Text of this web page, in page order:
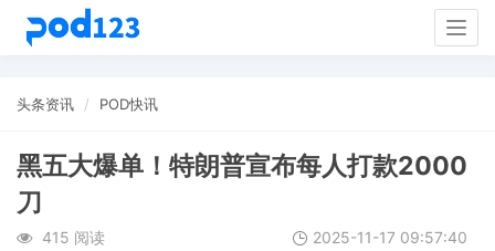
头条资讯 POD快讯
黑五大爆单！特朗普宣布每人打款2000
刀
415 阅读 2025-11-17 09:57:40